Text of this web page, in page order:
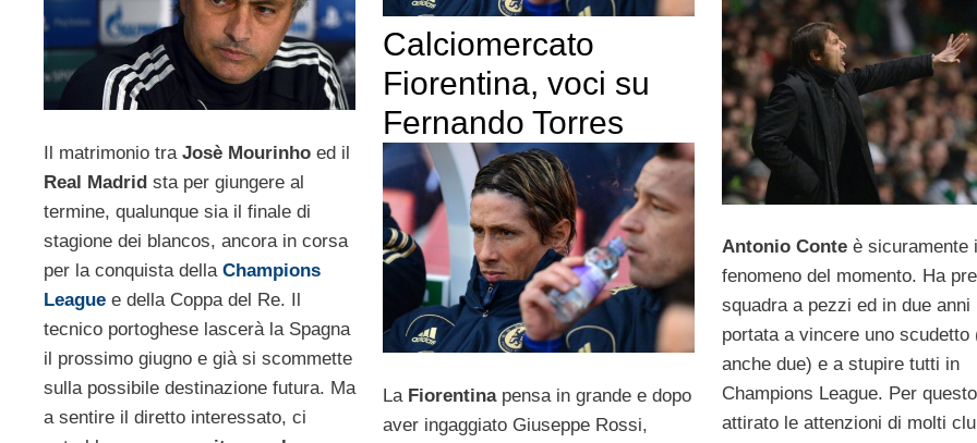
Il matrimonio tra Josè Mourinho ed il
Real Madrid sta per giungere al
termine, qualunque sia il finale di
stagione dei blancos, ancora in corsa
per la conquista della Champions
League e della Coppa del Re. Il
tecnico portoghese lascerà la Spagna
il prossimo giugno e già si scommette
sulla possibile destinazione futura. Ma
a sentire il diretto interessato, ci
Antonio Conteè sicuramente
fenomeno del momento. Ha
squadra a pezzi ed in due anni
portata a vincere uno scudetto
anche due) e a stupire tutti in
Champions League. Per
attirato le attenzioni di molti
Calciomercato
Fiorentina, voci su
Fernando Torres
La Fiorentinapensa in grande e dopo
aver ingaggiato Giuseppe Rossi,